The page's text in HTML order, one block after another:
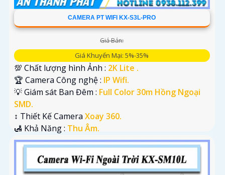
CAMERA PT WIFI KX-S3L-PRO
Giá Bán:
Giá Khuyến Mại: 5%-35%
💯 Chất lượng hình Ảnh : 2K Lite .
🏆 Camera Công nghệ : IP Wifi.
💡 Giám sát Ban Đêm : Full Color 30m Hồng Ngoại
SMD.
↕️ Thiết Kế Camera Xoay 360.
️🛃 Khả Năng : Thu Âm.